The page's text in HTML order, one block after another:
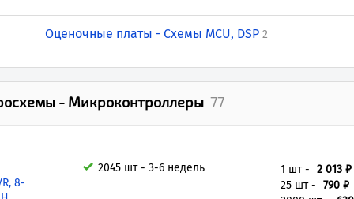
Оценочные платы - Схемы MCU, DSP 2
- Микроконтроллеры 77
8-
2045 шт - 3-6 недель 1 шт - 2 013 ₽
25 шт - 790 ₽